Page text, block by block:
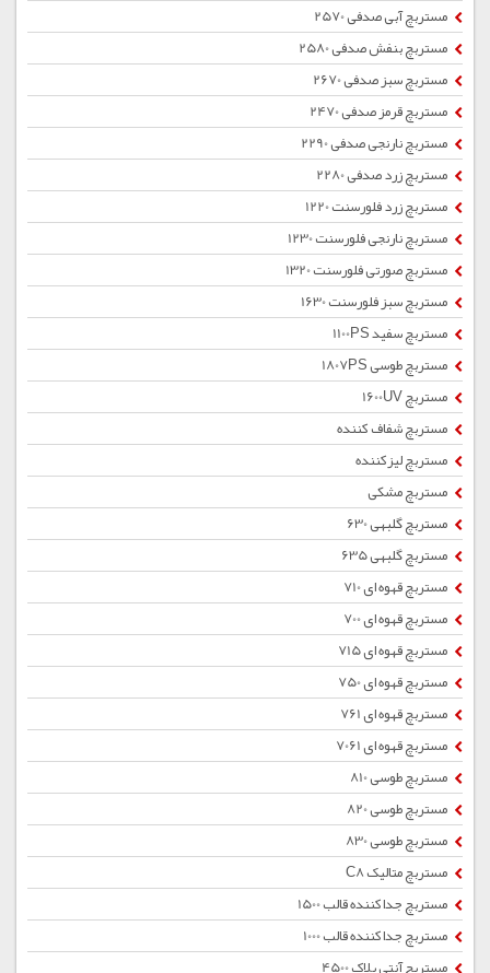
مستربچ آبی صدفی 2570
مستربچ بنفش صدفی 2580
مستربچ سبز صدفی 2670
مستربچ قرمز صدفی 2470
مستربچ نارنجی صدفی 2290
مستربچ زرد صدفی 2280
مستربچ زرد فلورسنت 1220
مستربچ نارنجی فلورسنت 1230
مستربچ صورتی فلورسنت 1320
مستربچ سبز فلورسنت 1630
مستربچ سفید 1100PS
مستربچ طوسی 1807PS
مستربچ 1600UV
مستربچ شفاف کننده
مستربچ لیزکننده
مستربچ مشکی
مستربچ گلبهی 630
مستربچ گلبهی 635
مستربچ قهوه ای 710
مستربچ قهوه ای 700
مستربچ قهوه ای 715
مستربچ قهوه ای 750
مستربچ قهوه ای 761
مستربچ قهوه ای 7061
مستربچ طوسی 810
مستربچ طوسی 820
مستربچ طوسی 830
مستربچ متالیک C8
مستربچ جداکننده قالب 1500
مستربچ جداکننده قالب 1000